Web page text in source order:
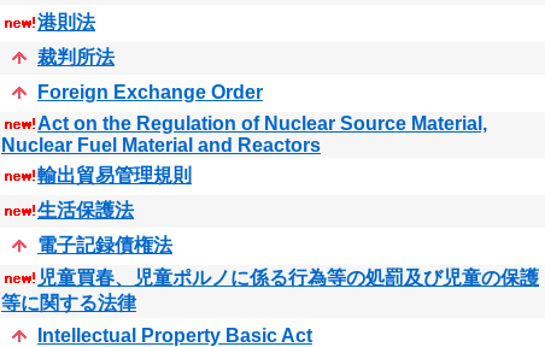
港則法
裁判所法
Foreign Exchange Order
Act on the Regulation of Nuclear Source Material,
Nuclear Fuel Material and Reactors
輸出貿易管理規則
生活保護法
電子記録債権法
児童買春、児童ポルノに係る行為等の処罰及び児童の保護
等に関する法律
Intellectual Property Basic Act